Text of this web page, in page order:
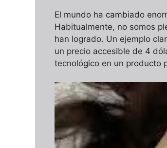
El mundo ha cambiado
Habitualmente, no somos
han logrado. Un ejemplo
un precio accesible de 4
tecnológico en un producto